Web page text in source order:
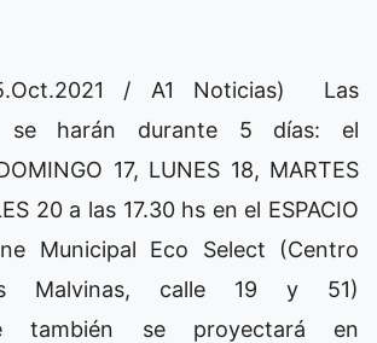
/ A1 Noticias) Las
se harán durante 5 días: el
17, LUNES 18, MARTES
20 a las 17.30 hs en el ESPACIO
Municipal Eco Select (Centro
Malvinas, calle 19 y 51)
también se proyectará en